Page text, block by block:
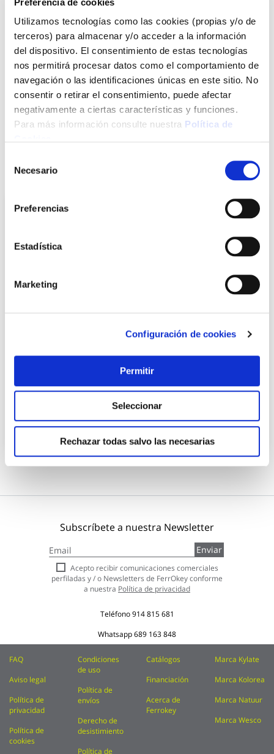
Utilizamos tecnologías como las cookies (propias y/o de
terceros) para almacenar y/o acceder a la información
del dispositivo. El consentimiento de estas tecnologías
nos permitirá procesar datos como el comportamiento de
navegación o las identificaciones únicas en este sitio. No
consentir o retirar el consentimiento, puede afectar
negativamente a ciertas características y funciones.
Para más información consulte nuestra Política de
Necesario
Preferencias
Estadística
Marketing
Configuración de cookies
Permitir
Seleccionar
Rechazar todas salvo las necesarias
Click&Collect - Recogida gratis
en nuestras tiendas
Envío a domicilio:
5 días hábiles
+ INFO
También te puede interesar
Kit sierra a bateria +tijera+pertiga 2 baterias altuna
192,40 €
Añadir al carrito
Subscríbete a nuestra Newsletter
a
nuestro
boletín
de
Enviar
Acepto recibir comunicaciones comerciales
perfiladas y / o Newsletters de FerrOkey conforme
a nuestra Política de privacidad
Teléfono914 815 681
Whatsapp689 163 848
FAQ
Aviso legal
Política de
privacidad
Política de
cookies
Condiciones
de uso
Política de
envíos
Derecho de
desistimiento
Política de
Catálogos
Financiación
Acerca de
Ferrokey
Marca Kylate
Marca Kolorea
Marca Natuur
Marca Wesco